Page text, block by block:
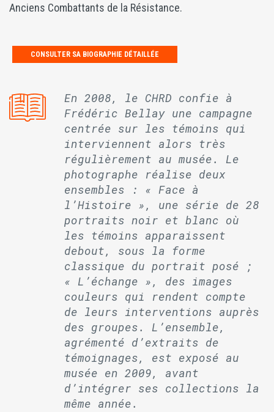
Anciens Combattants de la Résistance.
CONSULTER SA BIOGRAPHIE DÉTAILLÉE
En 2008, le CHRD confie à
Frédéric Bellay une campagne
centrée sur les témoins qui
interviennent alors très
régulièrement au musée. Le
photographe réalise deux
ensembles : « Face à
l’Histoire », une série de 28
portraits noir et blanc où
les témoins apparaissent
debout, sous la forme
classique du portrait posé ;
« L’échange », des images
couleurs qui rendent compte
de leurs interventions auprès
des groupes. L’ensemble,
agrémenté d’extraits de
témoignages, est exposé au
musée en 2009, avant
d’intégrer ses collections la
même année.